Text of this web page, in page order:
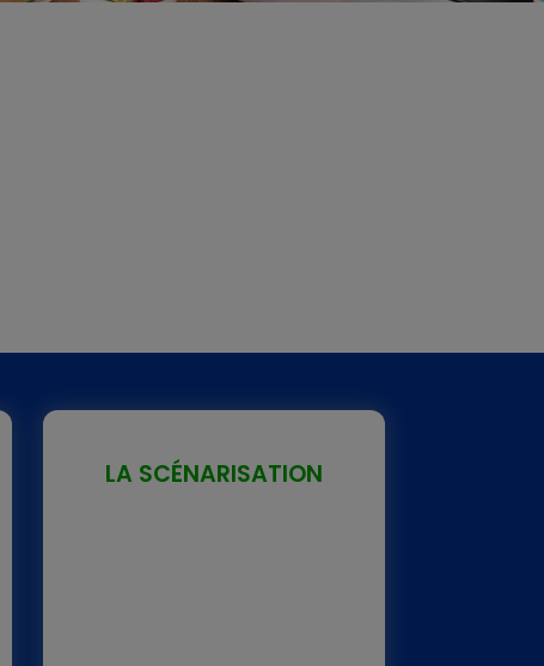
LA SCÉNARISATION